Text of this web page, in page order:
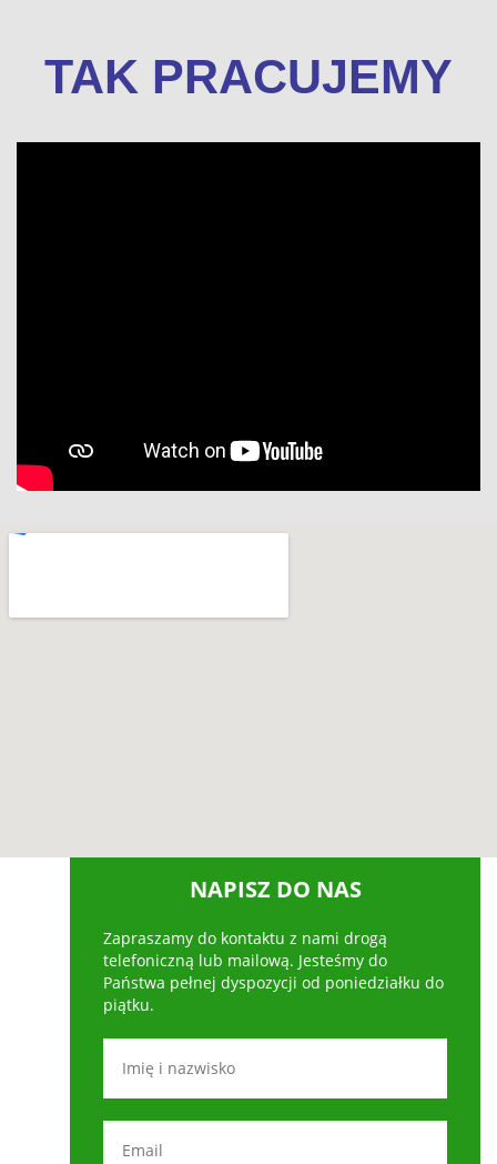
TAK PRACUJEMY
NAPISZ DO NAS
Zapraszamy do kontaktu z nami drogą
telefoniczną lub mailową. Jesteśmy do
Państwa pełnej dyspozycji od poniedziałku do
piątku.